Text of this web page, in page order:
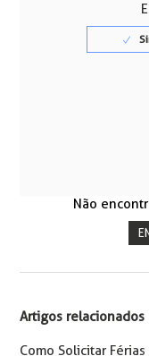
Não
Artigos relacionados
Como Solicitar Férias